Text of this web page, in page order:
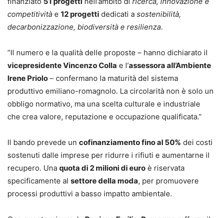
competitività e 12 progetti dedicati a sostenibilità,
decarbonizzazione, biodiversità e resilienza.
“Il numero e la qualità delle proposte – hanno dichiarato il
vicepresidente Vincenzo Colla e l’assessora all’Ambiente
Irene Priolo – confermano la maturità del sistema
produttivo emiliano-romagnolo. La circolarità non è solo un
obbligo normativo, ma una scelta culturale e industriale
che crea valore, reputazione e occupazione qualificata.”
Il bando prevede un cofinanziamento fino al 50% dei costi
sostenuti dalle imprese per ridurre i rifiuti e aumentarne il
recupero. Una quota di 2 milioni di euro è riservata
specificamente al settore della moda, per promuovere
processi produttivi a basso impatto ambientale.